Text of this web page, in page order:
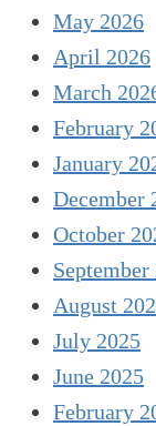
May 2026
April 2026
March
February
January
December
October
September
August
July 2025
June 2025
February